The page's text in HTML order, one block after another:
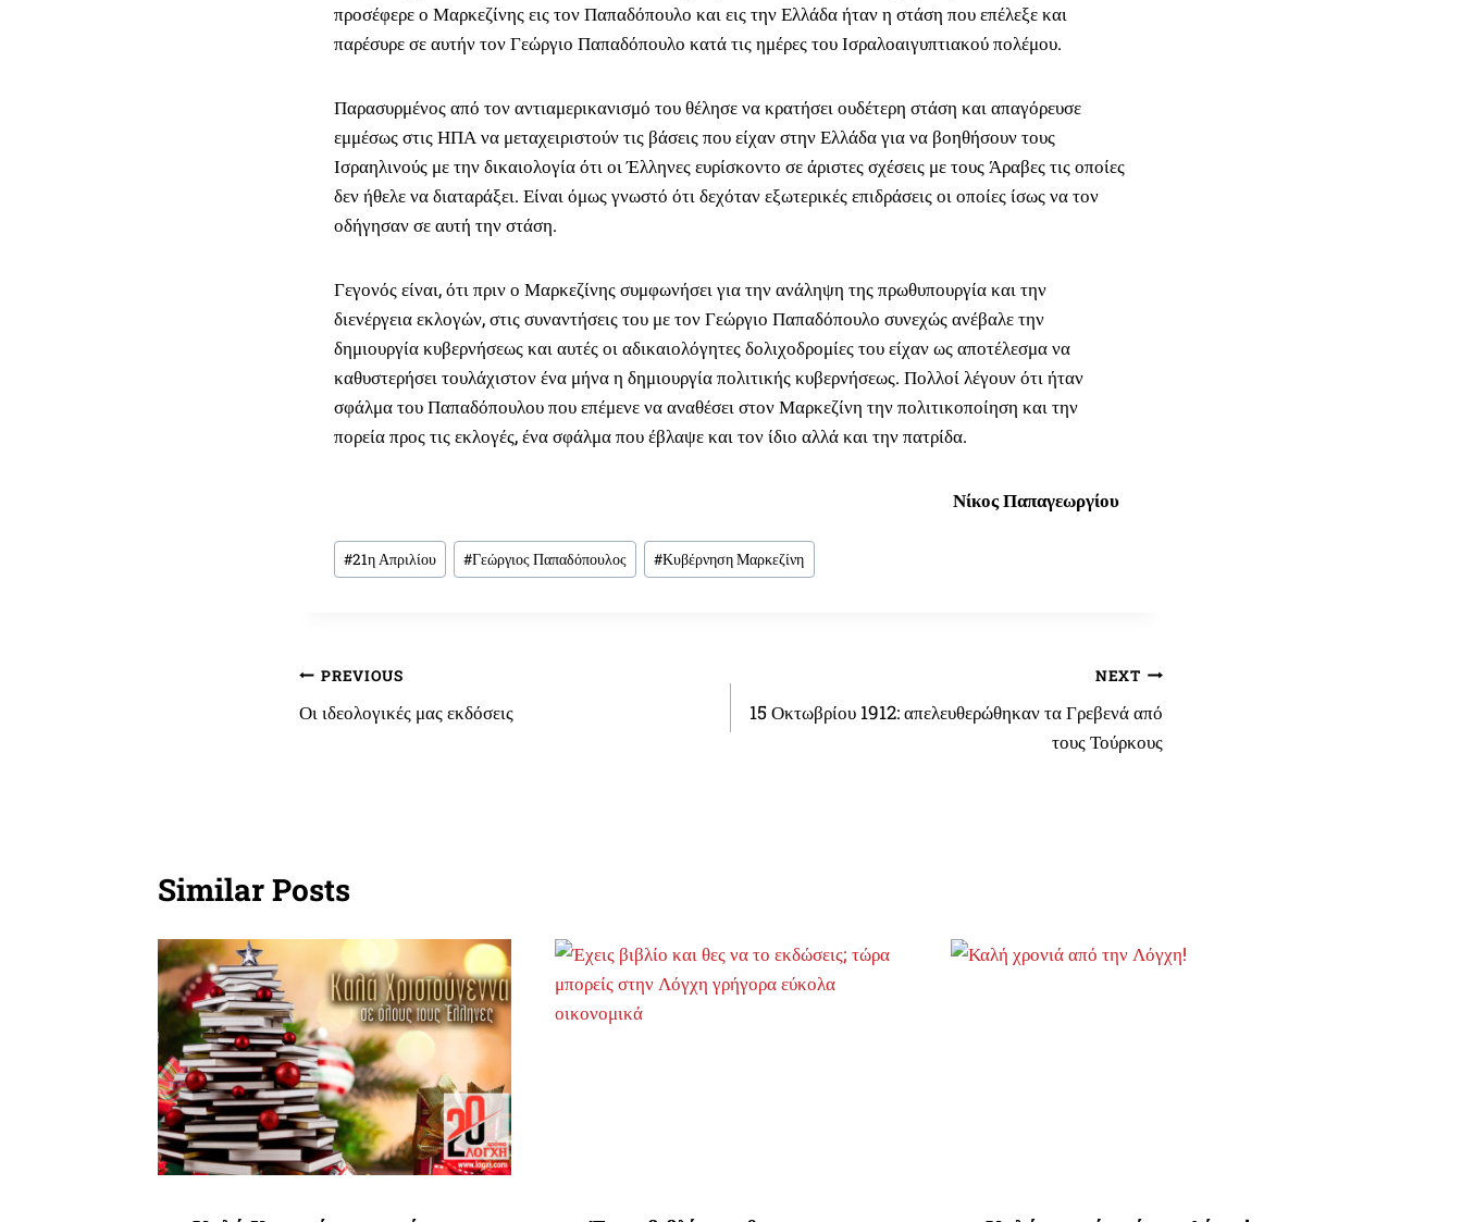
προσέφερε ο Μαρκεζίνης εις τον Παπαδόπουλο και εις την Ελλάδα ήταν η στάση που επέλεξε και
παρέσυρε σε αυτήν τον Γεώργιο Παπαδόπουλο κατά τις ημέρες του Ισραλοαιγυπτιακού πολέμου.
Παρασυρμένος από τον αντιαμερικανισμό του θέλησε να κρατήσει ουδέτερη στάση και απαγόρευσε
εμμέσως στις ΗΠΑ να μεταχειριστούν τις βάσεις που είχαν στην Ελλάδα για να βοηθήσουν τους
Ισραηλινούς με την δικαιολογία ότι οι Έλληνες ευρίσκοντο σε άριστες σχέσεις με τους Άραβες τις οποίες
δεν ήθελε να διαταράξει. Είναι όμως γνωστό ότι δεχόταν εξωτερικές επιδράσεις οι οποίες ίσως να τον
οδήγησαν σε αυτή την στάση.
Γεγονός είναι, ότι πριν ο Μαρκεζίνης συμφωνήσει για την ανάληψη της πρωθυπουργία και την
διενέργεια εκλογών, στις συναντήσεις του με τον Γεώργιο Παπαδόπουλο συνεχώς ανέβαλε την
δημιουργία κυβερνήσεως και αυτές οι αδικαιολόγητες δολιχοδρομίες του είχαν ως αποτέλεσμα να
καθυστερήσει τουλάχιστον ένα μήνα η δημιουργία πολιτικής κυβερνήσεως. Πολλοί λέγουν ότι ήταν
σφάλμα του Παπαδόπουλου που επέμενε να αναθέσει στον Μαρκεζίνη την πολιτικοποίηση και την
πορεία προς τις εκλογές, ένα σφάλμα που έβλαψε και τον ίδιο αλλά και την πατρίδα.
Νίκος Παπαγεωργίου
Post
Tags:
#21η Απριλίου #Γεώργιος Παπαδόπουλος #Κυβέρνηση Μαρκεζίνη
Πλοήγηση
άρθρων
PREVIOUS
Οι ιδεολογικές μας εκδόσεις
NEXT
15 Οκτωβρίου 1912: απελευθερώθηκαν τα Γρεβενά από
τους Τούρκους
Similar Posts